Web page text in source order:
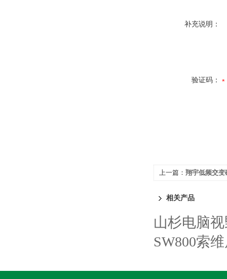
补充说明：
验证码：
上一篇： 翔宇低频交变
相关产品
山杉电脑
SW800索